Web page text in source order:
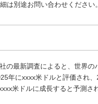
は別途お問い合わせください。
の最新調査によると、世界の
年にxxxx米ドルと評価され、
米ドルに成長すると予測さ